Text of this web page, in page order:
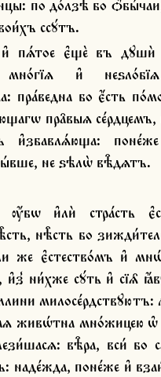
по до́лзѣ бо
ссꙋ́тъ.
мно́гїѧ и҆
пра́ведна бо є҆́сть
пра̑выѧ
и҆збавлѧ́юща:
не ѕѣлѡ̀ вѣ̑дѧтъ.
нѣ̑сть бо
же є҆стество́мъ и҆
и҆з̾ ни́хже сꙋ́ть и҆ сїѧ̑
живѡ́тна мно́жицею ѡ҆
вѣ̑ра, вси́ бо
наде́жда, поне́же и҆